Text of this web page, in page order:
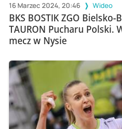
16 Marzec 2024, 20:46 Wideo
BKS BOSTIK ZGO
TAURON Pucharu Polski.
mecz w Nysie